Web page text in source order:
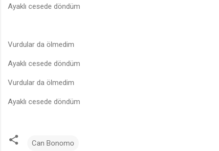
Ayaklı cesede döndüm
Vurdular da ölmedim
Ayaklı cesede döndüm
Vurdular da ölmedim
Ayaklı cesede döndüm
Can Bonomo